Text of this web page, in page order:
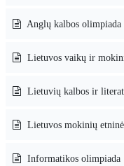
Anglų kalbos olimpiada
Lietuvos vaikų ir
Lietuvių kalbos ir
Lietuvos mokinių
Informatikos olimpiada